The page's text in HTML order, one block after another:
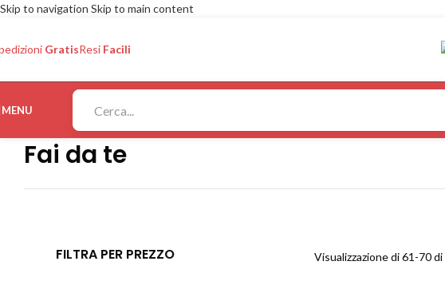
Skip to navigation Skip to main content
GratisResi Facili
MENU
Fai da te
FILTRA PER PREZZO Visualizzazione di 61-70